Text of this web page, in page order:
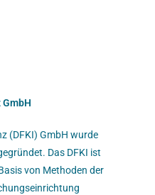
(DFKI) GmbH wurde
Das DFKI ist
von Methoden der